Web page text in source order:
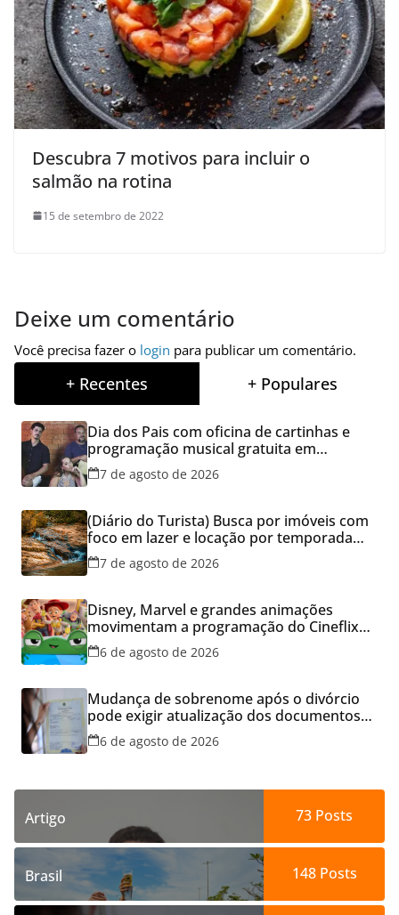
Descubra 7 motivos para incluir o
salmão na rotina
15 de setembro de 2022
Deixe um comentário
Você precisa fazer o login para publicar um comentário.
+ Recentes + Populares
Dia dos Pais com oficina de cartinhas e
programação musical gratuita em
Aparecida de Goiânia
7 de agosto de 2026
(Diário do Turista) Busca por imóveis com
foco em lazer e locação por temporada
cresce no Brasil
7 de agosto de 2026
Disney, Marvel e grandes animações
movimentam a programação do Cineflix
do Aparecida Shopping
6 de agosto de 2026
Mudança de sobrenome após o divórcio
pode exigir atualização dos documentos
dos filhos para evitar transtornos
6 de agosto de 2026
Artigo 73 Posts
Brasil 148Posts